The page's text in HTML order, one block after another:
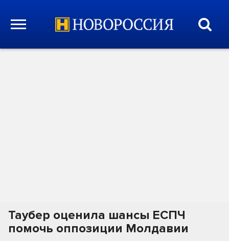
Таубер оценила шансы ЕСПЧ
помочь оппозиции Молдавии